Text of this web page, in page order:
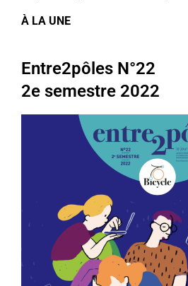
À LA UNE
Entre2pôles N°22
2e semestre 2022